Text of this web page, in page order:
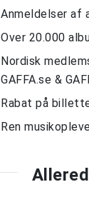
Anmeldelser af
Over 20.000
Nordisk
GAFFA.se &
Rabat på
Ren